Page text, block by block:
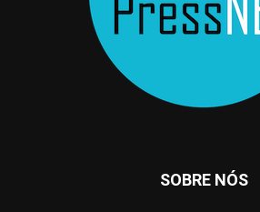
SOBRE NÓS